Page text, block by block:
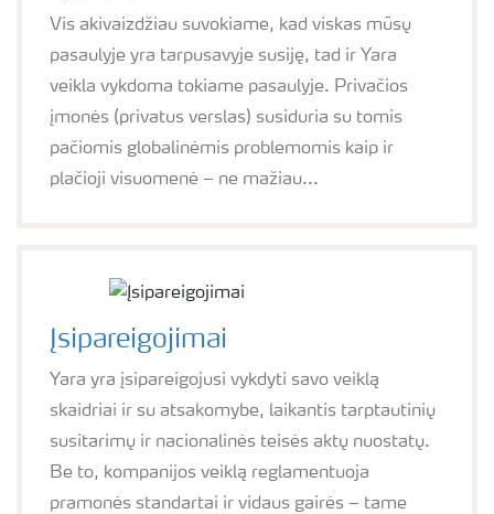
Vis akivaizdžiau suvokiame, kad viskas mūsų
pasaulyje yra tarpusavyje susiję, tad ir Yara
veikla vykdoma tokiame pasaulyje. Privačios
įmonės (privatus verslas) susiduria su tomis
pačiomis globalinėmis problemomis kaip ir
plačioji visuomenė – ne mažiau...
Įsipareigojimai
Yara yra įsipareigojusi vykdyti savo veiklą
skaidriai ir su atsakomybe, laikantis tarptautinių
susitarimų ir nacionalinės teisės aktų nuostatų.
Be to, kompanijos veiklą reglamentuoja
pramonės standartai ir vidaus gairės – tame